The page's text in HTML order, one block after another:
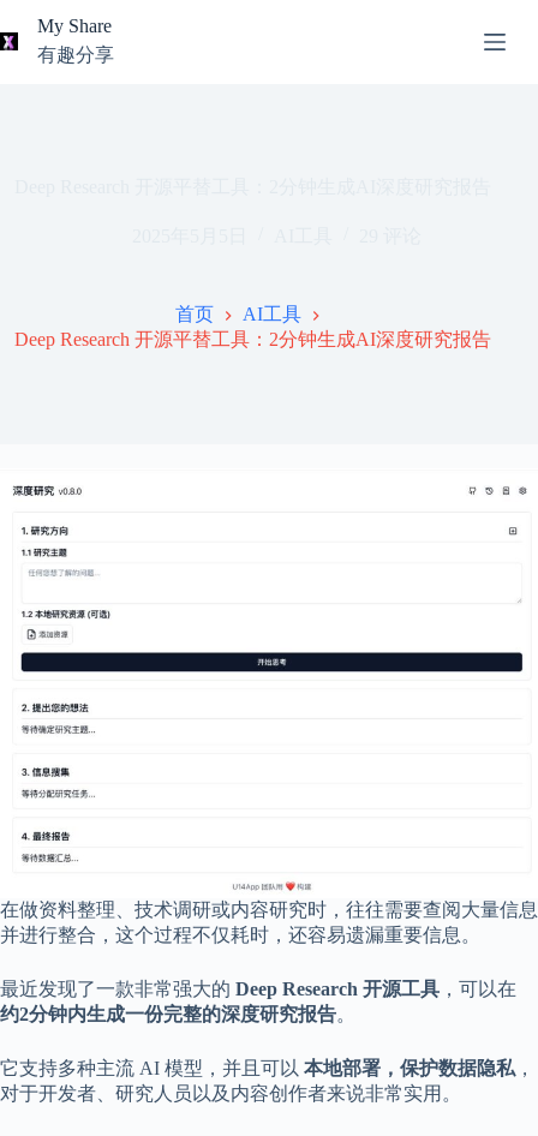
过
站
识
系
资
分
隐
h
y
i
c
My Share
有趣分享
首页
AI工具
Deep Research 开源平替工具：2分钟生成AI深度研究报告
在做资料整理、技术调研或内容研究时，往往需要查阅大量信息
并进行整合，这个过程不仅耗时，还容易遗漏重要信息。
最近发现了一款非常强大的 Deep Research 开源工具 ，可以在
约2分钟内生成一份完整的深度研究报告。
它支持多种主流 AI 模型，并且可以 本地部署，保护数据隐私 ，
对于开发者、研究人员以及内容创作者来说非常实用。